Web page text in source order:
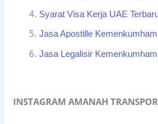
Syarat Visa Kerja UAE
Jasa Apostille Kemenkumham
Jasa Legalisir Kemenkumham
INSTAGRAM AMANAH